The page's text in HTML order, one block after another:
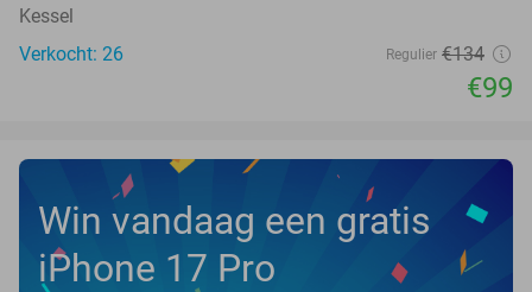
Kessel
Verkocht: 26
Regulier €134
€99
Win vandaag een gratis
iPhone 17 Pro